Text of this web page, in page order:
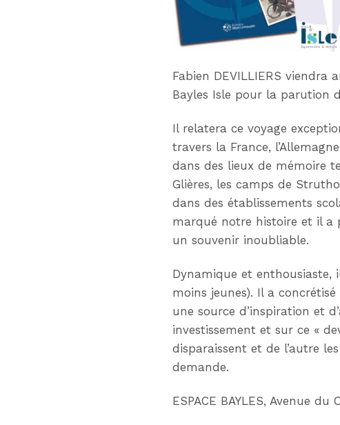
Fabien DEVILLIERS viendra
Bayles Isle pour la parution
Il relatera ce voyage
travers la France,
dans des lieux de mémoire
Glières, les camps de
dans des établissements
marqué notre histoire et il a
un souvenir inoubliable.
Dynamique et enthousiaste,
moins jeunes). Il a
une source d’inspiration et
investissement et sur ce «
disparaissent et de l’autre
demande.
ESPACE BAYLES, Avenue du